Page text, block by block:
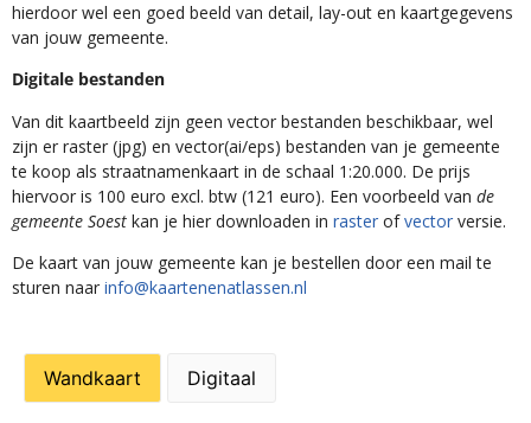
hierdoor wel een goed beeld van detail, lay-out en kaartgegevens
van jouw gemeente.
Digitale bestanden
Van dit kaartbeeld zijn geen vector bestanden beschikbaar, wel
zijn er raster (jpg) en vector(ai/eps) bestanden van je gemeente
te koop als straatnamenkaart in de schaal 1:20.000. De prijs
hiervoor is 100 euro excl. btw (121 euro). Een voorbeeld van de
gemeente Soest kan je hier downloaden in raster ofvector versie.
De kaart van jouw gemeente kan je bestellen door een mail te
sturen naar info@kaartenenatlassen.nl
Wandkaart Digitaal